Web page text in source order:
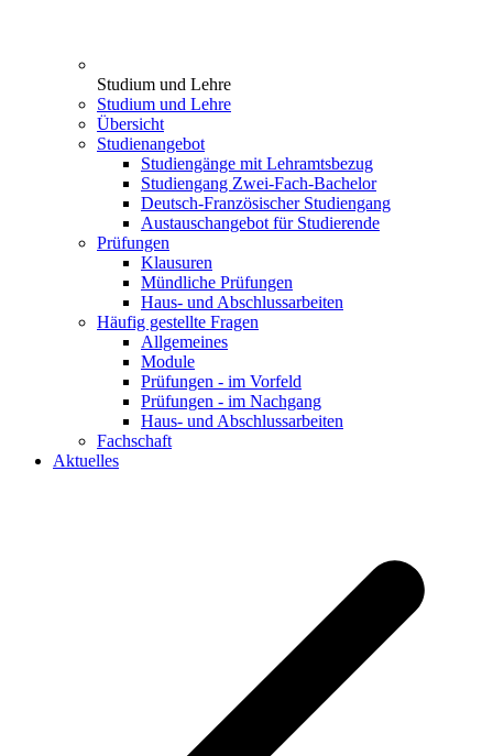
Studium und Lehre
Studium und Lehre
Übersicht
Studienangebot
Studiengänge mit Lehramtsbezug
Studiengang Zwei-Fach-Bachelor
Deutsch-Französischer Studiengang
Austauschangebot für Studierende
Prüfungen
Klausuren
Mündliche Prüfungen
Haus- und Abschlussarbeiten
Häufig gestellte Fragen
Allgemeines
Module
Prüfungen - im Vorfeld
Prüfungen - im Nachgang
Haus- und Abschlussarbeiten
Fachschaft
Aktuelles